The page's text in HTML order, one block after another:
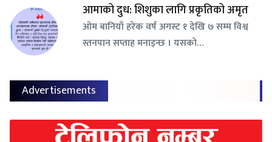
आमाको दुध: शिशुका लागि प्रकृतिको अमृत
ओम बानियाँ हरेक वर्ष अगस्ट १ देखि ७ सम्म विश्व
स्तनपान सप्ताह मनाइन्छ । यसको…
Advertisements